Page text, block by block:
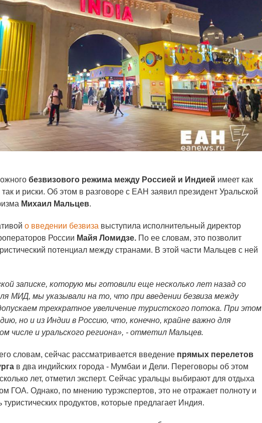
безвизового режима между Россией и Индией имеет как
и риски. Об этом в разговоре с ЕАН заявил президент Уральской
Михаил Мальцев.
о введении безвиза выступила исполнительный директор
России Майя Ломидзе. По ее словам, это позволит
потенциал между странами. В этой части Мальцев с ней
записке, которую мы готовили еще несколько лет назад со
МИД, мы указывали на то, что при введении безвиза между
трехкратное увеличение туристского потока. При этом
но и из Индии в Россию, что, конечно, крайне важно для
числе и уральского региона», - отметил Мальцев.
словам, сейчас рассматривается введение прямых перелетов
в два индийских города - Мумбаи и Дели. Переговоры об этом
лет, отметил эксперт. Сейчас уральцы выбирают для отдыха
ГОА. Однако, по мнению турэкспертов, это не отражает полноту и
туристических продуктов, которые предлагает Индия.